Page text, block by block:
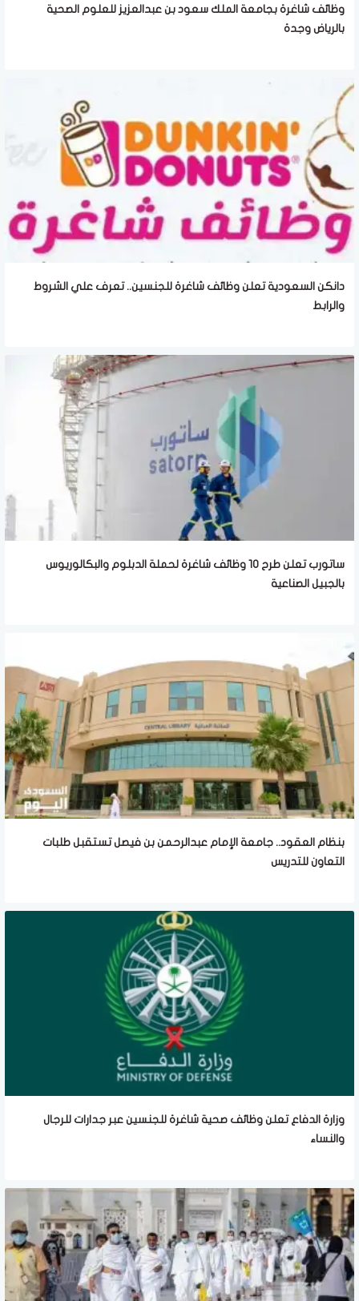
وظائف شاغرة بجامعة الملك سعود بن عبدالعزيز للعلوم الصحية
بالرياض وجدة
دانكن السعودية تعلن وظائف شاغرة للجنسين.. تعرف علي الشروط
والرابط
ساتورب تعلن طرح 10 وظائف شاغرة لحملة الدبلوم والبكالوريوس
بالجبيل الصناعية
بنظام العقود.. جامعة الإمام عبدالرحمن بن فيصل تستقبل طلبات
التعاون للتدريس
وزارة الدفاع تعلن وظائف صحية شاغرة للجنسين عبر جدارات للرجال
والنساء